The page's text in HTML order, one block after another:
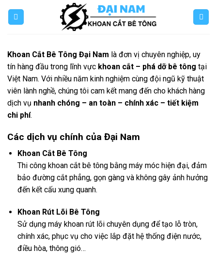
Khoan Cắt Bê Tông Đại Nam là đơn vị chuyên nghiệp, uy
tín hàng đầu trong lĩnh vực khoan cắt – phá dỡ bê tông tại
Việt Nam. Với nhiều năm kinh nghiệm cùng đội ngũ kỹ thuật
viên lành nghề, chúng tôi cam kết mang đến cho khách hàng
dịch vụ nhanh chóng – an toàn – chính xác – tiết kiệm
chi phí.
Các dịch vụ chính của Đại Nam
Khoan Cắt Bê Tông
Thi công khoan cắt bê tông bằng máy móc hiện đại, đảm
bảo đường cắt phẳng, gọn gàng và không gây ảnh hưởng
đến kết cấu xung quanh.
Khoan Rút Lõi Bê Tông
Sử dụng máy khoan rút lõi chuyên dụng để tạo lỗ tròn,
chính xác, phục vụ cho việc lắp đặt hệ thống điện nước,
điều hòa, thông gió…